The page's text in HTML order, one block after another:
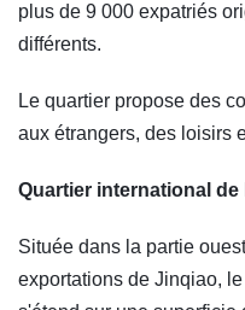
plus de 9 000 expatriés
différents.
Le quartier propose des
aux étrangers, des loisirs
Quartier international de
Située dans la partie
exportations de Jinqiao,